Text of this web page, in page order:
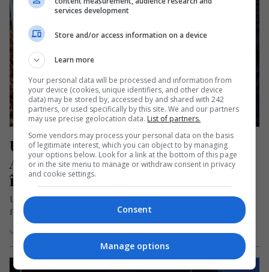
Un român a violat doi bărbați în
Austria. Condamnat la patru ani de
închisoare
Un bărbat de naționalitate română, în vârstă de 25 de ani, a
fost condamnat la patru ani de închisoare într-un…
Scris de Redacția Jurnal de Emigrant- sâmbătă, 28 ianuarie 2023
services development
Store and/or access information on a device
Learn more
Your personal data will be processed and information from
your device (cookies, unique identifiers, and other device
data) may be stored by, accessed by and shared with 242
partners, or used specifically by this site. We and our partners
may use precise geolocation data. List of partners.
Some vendors may process your personal data on the basis
of legitimate interest, which you can object to by managing
your options below. Look for a link at the bottom of this page
or in the site menu to manage or withdraw consent in privacy
and cookie settings.
Consent
Manage options